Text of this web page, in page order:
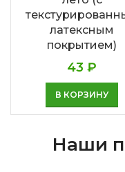
латексным
покрытием)
43₽
В КОРЗИНУ
Наши